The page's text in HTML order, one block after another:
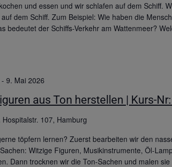
und essen und wir schlafen auf dem Schiff.
dem Schiff. Zum Beispiel: Wie haben die
bedeutet der Schiffs-Verkehr am Wattenmeer?
aus Ton herstellen | Kurs-
- 9. Mai 2026
Hospitalstr. 107, Hamburg
töpfern lernen? Zuerst bearbeiten wir den
Witzige Figuren, Musikinstrumente, Öl-
Dann trocknen wir die Ton-Sachen und malen